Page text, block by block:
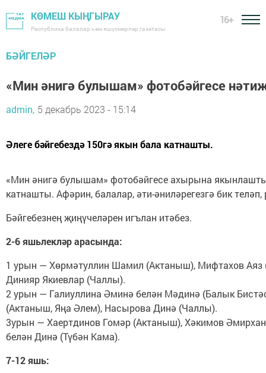
КӨМЕШ КЫҢГЫРАУ
Республика балалар һәм яшүсмерләр газетасы
16+
БӘЙГЕЛӘР
«Мин әнигә булышам» фотобәйгесе
admin, 5 декабрь 2023 - 15:14
Әлеге бәйгебездә 150гә якын бала катнашты.
«Мин әнигә булышам» фотобәйгесе ахырына
катнашты. Афәрин, балалар, әти-әниләрегезгә бик
Бәйгебезнең җиңүчеләрен игълан итәбез.
2-6 яшьлекләр арасында:
1 урын — Хөрмәтуллин Шамил (Актаныш), Мифтахов Аяз
Динияр Якиевлар (Чаллы).
2 урын — Галиуллина Әминә белән Мәдинә (Балык
(Актаныш, Яңа Әлем), Насырова Динә (Чаллы).
3урын — Хаертдинов Гомәр (Актаныш), Хәкимов
белән Динә (Түбән Кама).
7-12 яшь: